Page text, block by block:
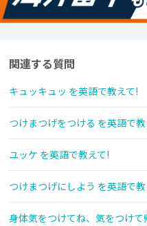
関連する質問
キュッキュッ を英語で教えて!
つけまつげをつける を英語で
ユッケ を英語で教えて!
つけまつげにしよう を英語で
身体気をつけてね、気をつけて